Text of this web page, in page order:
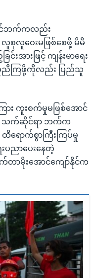
ရှင်ဘက်ကလည်း
လူဝေးမဖြစ်စေဖို့ မိမိ
အားဖြင့် ကျန်းမာရေး
ညီကြဖို့ကိုလည်း ပြည်သူ
း ကူးစက်မှုမဖြစ်အောင်
သက်ဆိုင်ရာ ဘက်က
ရောက်စွာကြီးကြပ်မှု
ညာပေးနေတဲ့
တာမိုးအောင်ကျော်နိုင်က